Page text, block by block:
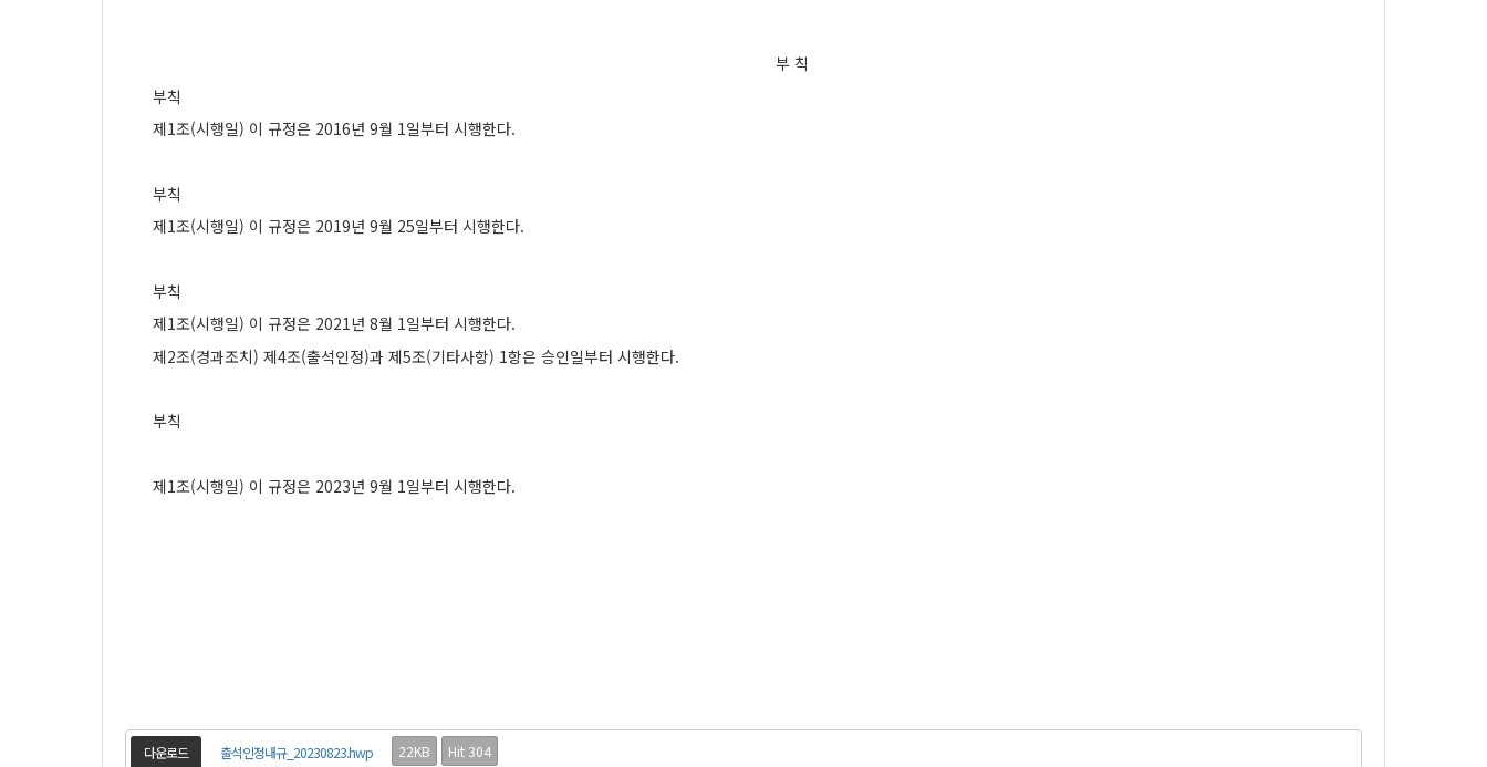
부 칙
부칙
제1조(시행일) 이 규정은 2016년 9월 1일부터 시행한다.
부칙
제1조(시행일) 이 규정은 2019년 9월 25일부터 시행한다.
부칙
제1조(시행일) 이 규정은 2021년 8월 1일부터 시행한다.
제2조(경과조치) 제4조(출석인정)과 제5조(기타사항) 1항은 승인일부터 시행한다.
부칙
제1조(시행일) 이 규정은 2023년 9월 1일부터 시행한다.
다운로드 출석인정내규_20230823.hwp 22KB Hit 304